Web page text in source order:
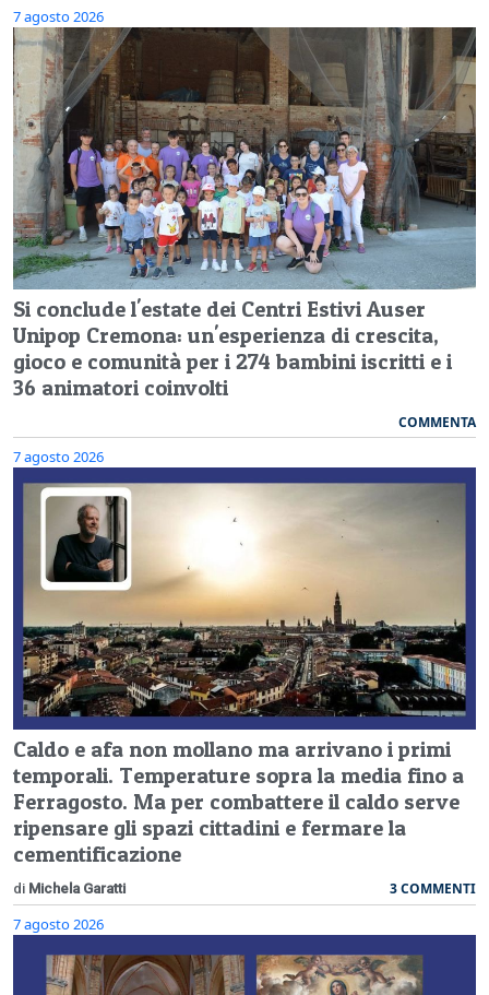
7 agosto 2026
Si conclude l'estate dei Centri Estivi Auser
Unipop Cremona: un'esperienza di crescita,
gioco e comunità per i 274 bambini iscritti e i
36 animatori coinvolti
COMMENTA
7 agosto 2026
Caldo e afa non mollano ma arrivano i primi
temporali. Temperature sopra la media fino a
Ferragosto. Ma per combattere il caldo serve
ripensare gli spazi cittadini e fermare la
cementificazione
di Michela Garatti 3 COMMENTI
7 agosto 2026